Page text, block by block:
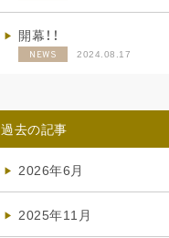
開幕！！
NEWS 2024.08.17
過去の記事
2026年6月
2025年11月